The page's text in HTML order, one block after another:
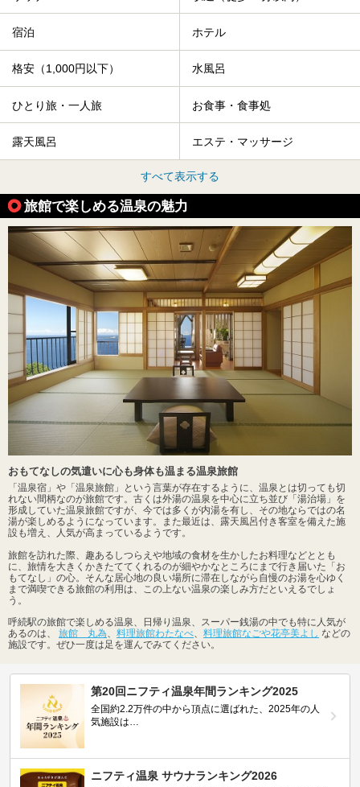
宿泊 ホテル
格安（1,000円以下） 水風呂
ひとり旅・一人旅 お食事・食事処
露天風呂 エステ・マッサージ
すべて表示する
旅館で楽しめる温泉の魅力
おもてなしの気遣いに心も身体も温まる温泉旅館
「温泉宿」や「温泉旅館」という言葉が存在するように、温泉とは切っても切
れない間柄なのが旅館です。古くは外湯の温泉を中心に立ち並び「湯治場」を
形成していた温泉旅館ですが、今では多くが内湯を有し、その地ならではの名
湯が楽しめるようになっています。また最近は、露天風呂付き客室を備えた施
設も増え、人気が高まっているようです。
旅館を訪れた際、趣あるしつらえや地域の食材を生かしたお料理などととも
に、旅情を大きくかきたててくれるのが細やかなところにまで行き届いた「お
もてなし」の心。そんな居心地の良い場所に滞在しながら自慢のお湯を心ゆく
まで満喫できる旅館の利用は、この上ない温泉の楽しみ方だといえるでしょ
う。
呼続駅の旅館で楽しめる温泉、日帰り温泉、スーパー銭湯の中でも特に人気が
あるのは、 旅館 丸為 料理旅館わたなべ 料理旅館なごや花亭美よし などの
施設です。ぜひ一度は足を運んでみてください。
第20回ニフティ温泉年間ランキング2025
全国約2.2万件の中から頂点に選ばれた、2025年の人
気施設は…
ニフティ温泉 サウナランキング2026